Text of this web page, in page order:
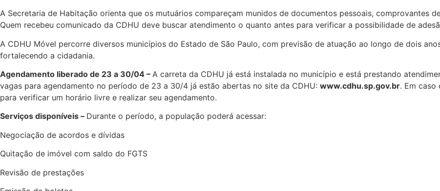
A Secretaria de Habitação orienta que os mutuários compareçam munidos de documentos pessoais, comprovantes
Quem recebeu comunicado da CDHU deve buscar atendimento o quanto antes para verificar a possibilidade de
A CDHU Móvel percorre diversos municípios do Estado de São Paulo, com previsão de atuação ao longo de dois
fortalecendo a cidadania.
Agendamento liberado de 23 a 30/04 – A carreta da CDHU já está instalada no município e está prestando
vagas para agendamento no período de 23 a 30/4 já estão abertas no site da CDHU: www.cdhu.sp.gov.br. Em
para verificar um horário livre e realizar seu agendamento.
Serviços disponíveis – Durante o período, a população poderá acessar:
Negociação de acordos e dívidas
Quitação de imóvel com saldo do FGTS
Revisão de prestações